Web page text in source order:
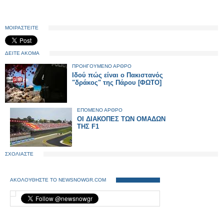
ΜΟΙΡΑΣΤΕΙΤΕ
ΔΕΙΤΕ ΑΚΟΜΑ
ΠΡΟΗΓΟΥΜΕΝΟ ΑΡΘΡΟ
Ιδού πώς είναι ο Πακιστανός
"δράκος" της Πάρου [ΦΩΤΟ]
ΕΠΟΜΕΝΟ ΑΡΘΡΟ
ΟΙ ΔΙΑΚΟΠΕΣ ΤΩΝ ΟΜΑΔΩΝ
ΤΗΣ F1
ΣΧΟΛΙΑΣΤΕ
ΑΚΟΛΟΥΘΗΣΤΕ ΤΟ NEWSNOWGR.COM